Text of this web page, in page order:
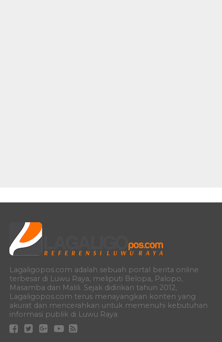
Lagaligopos.com adalah sebuah portal berita online
terbesar di Luwu Raya, meliputi Belopa, Palopo,
Masamba dan Malili. Sejak didirikan tahun 2012,
Lagaligopos.com terus menayangkan konten yang
akurat dan mencerahkan untuk memenuhi kebutuhan
informasi publik di Luwu Raya